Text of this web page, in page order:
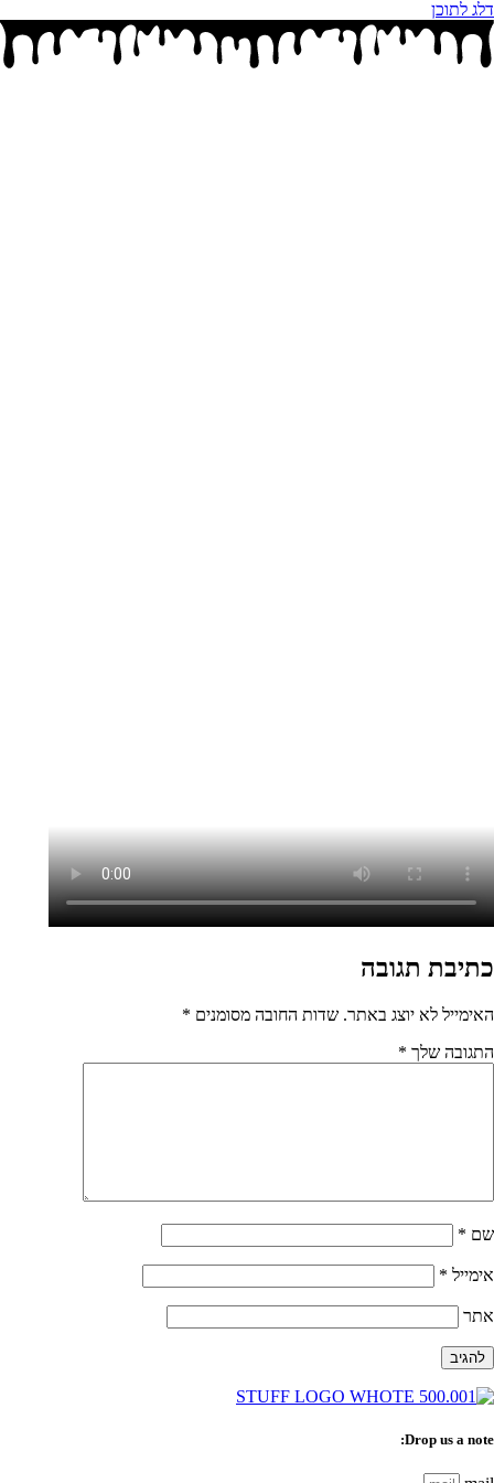
דלג לתוכן
כתיבת תגובה
האימייל לא יוצג באתר. שדות החובה מסומנים *
התגובה שלך *
שם *
אימייל *
אתר
Drop us a note: